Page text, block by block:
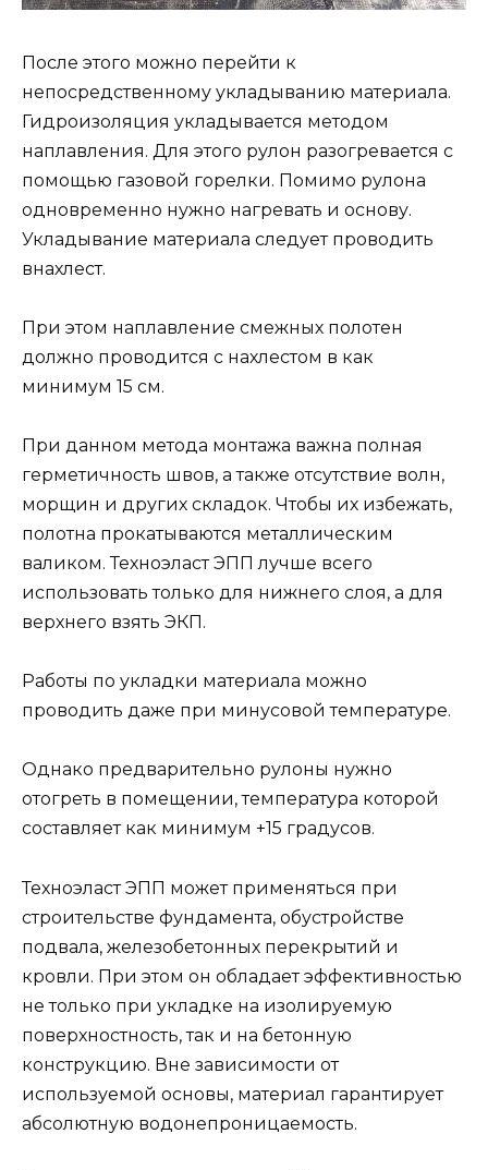
После этого можно перейти к
непосредственному укладыванию материала.
Гидроизоляция укладывается методом
наплавления. Для этого рулон разогревается с
помощью газовой горелки. Помимо рулона
одновременно нужно нагревать и основу.
Укладывание материала следует проводить
внахлест.
При этом наплавление смежных полотен
должно проводится с нахлестом в как
минимум 15 см.
При данном метода монтажа важна полная
герметичность швов, а также отсутствие волн,
морщин и других складок. Чтобы их избежать,
полотна прокатываются металлическим
валиком. Техноэласт ЭПП лучше всего
использовать только для нижнего слоя, а для
верхнего взять ЭКП.
Работы по укладки материала можно
проводить даже при минусовой температуре.
Однако предварительно рулоны нужно
отогреть в помещении, температура которой
составляет как минимум +15 градусов.
Техноэласт ЭПП может применяться при
строительстве фундамента, обустройстве
подвала, железобетонных перекрытий и
кровли. При этом он обладает эффективностью
не только при укладке на изолируемую
поверхностность, так и на бетонную
конструкцию. Вне зависимости от
используемой основы, материал гарантирует
абсолютную водонепроницаемость.